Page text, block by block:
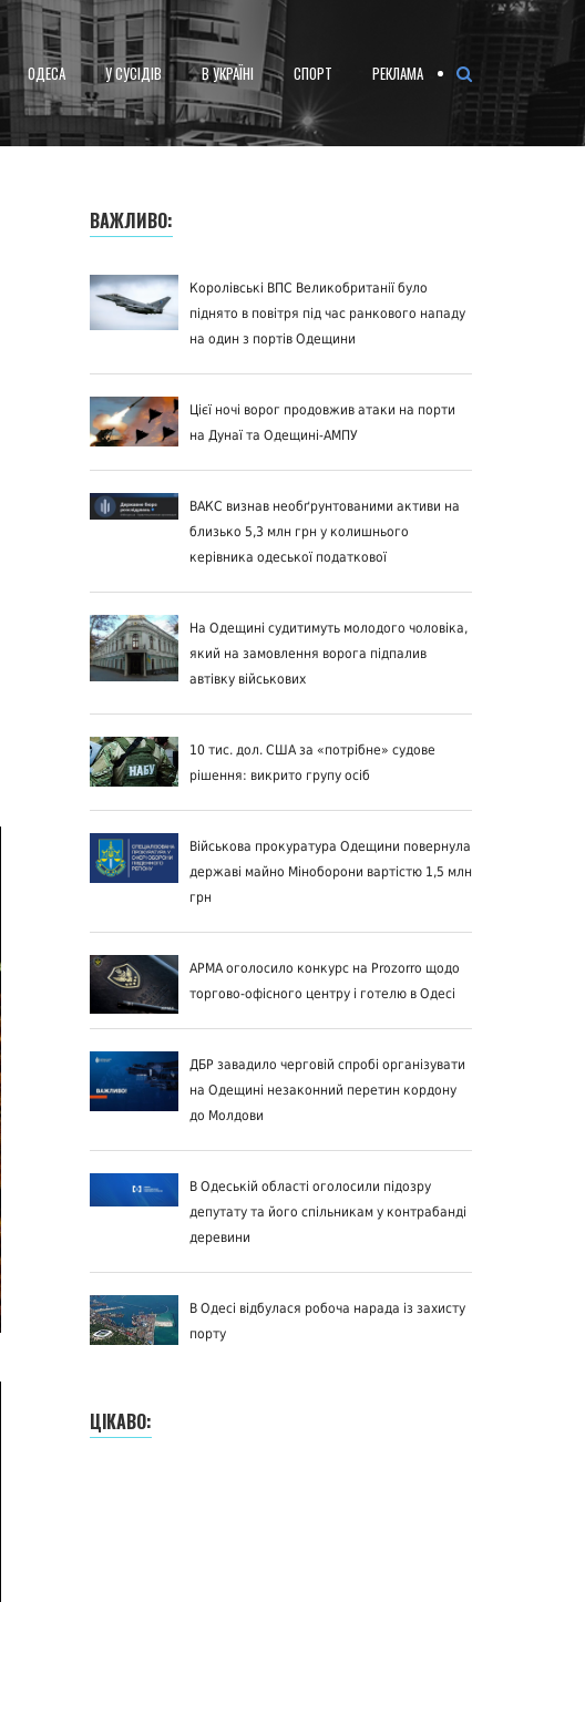
ОДЕСА У СУСІДІВ В УКРАЇНІ СПОРТ РЕКЛАМА
ВАЖЛИВО:
Королівські ВПС Великобританії було
піднято в повітря під час ранкового нападу
на один з портів Одещини
Цієї ночі ворог продовжив атаки на порти
на Дунаї та Одещині-АМПУ
ВАКС визнав необґрунтованими активи на
близько 5,3 млн грн у колишнього
керівника одеської податкової
На Одещині судитимуть молодого чоловіка,
який на замовлення ворога підпалив
автівку військових
10 тис. дол. США за «потрібне» судове
рішення: викрито групу осіб
Військова прокуратура Одещини повернула
державі майно Міноборони вартістю 1,5 млн
грн
АРМА оголосило конкурс на Prozorro щодо
торгово-офісного центру і готелю в Одесі
ДБР завадило черговій спробі організувати
на Одещині незаконний перетин кордону
до Молдови
В Одеській області оголосили підозру
депутату та його спільникам у контрабанді
деревини
В Одесі відбулася робоча нарада із захисту
порту
ЦІКАВО: